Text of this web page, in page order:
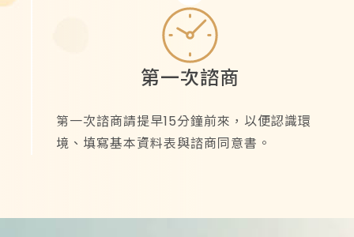
第一次諮商
第一次諮商請提早15分鐘前來，以便認識環
境、填寫基本資料表與諮商同意書。